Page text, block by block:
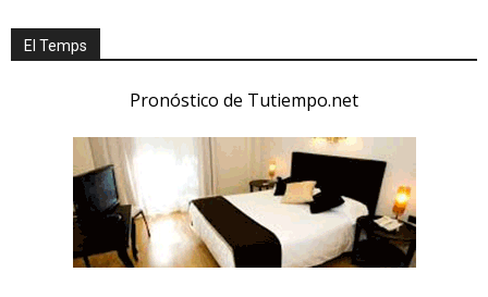
El Temps
Pronóstico de Tutiempo.net